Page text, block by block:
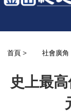
首頁 > 社會廣角
史上最